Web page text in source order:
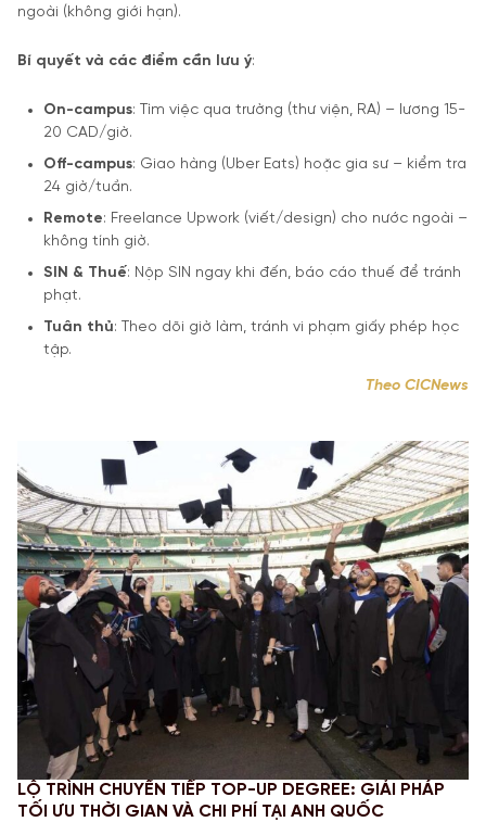
ngoài (không giới hạn).
Bí quyết và các điểm cần lưu ý:
On-campus: Tìm việc qua trường (thư viện, RA) – lương 15-
20 CAD/giờ.
Off-campus: Giao hàng (Uber Eats) hoặc gia sư – kiểm tra
24 giờ/tuần.
Remote: Freelance Upwork (viết/design) cho nước ngoài –
không tính giờ.
SIN & Thuế: Nộp SIN ngay khi đến, báo cáo thuế để tránh
phạt.
Tuân thủ: Theo dõi giờ làm, tránh vi phạm giấy phép học
tập.
Theo CICNews
LỘ TRÌNH CHUYỂN TIẾP TOP-UP DEGREE: GIẢI PHÁP
TỐI ƯU THỜI GIAN VÀ CHI PHÍ TẠI ANH QUỐC